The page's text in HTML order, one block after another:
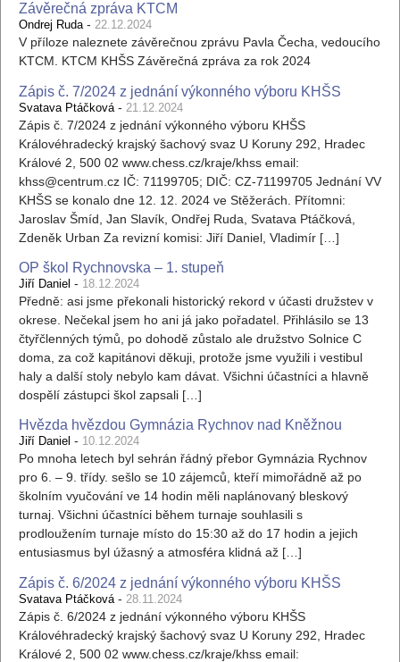
Závěrečná zpráva KTCM
Ondrej Ruda- 22.12.2024
V příloze naleznete závěrečnou zprávu Pavla Čecha, vedoucího
KTCM. KTCM KHŠS Závěrečná zpráva za rok 2024
Zápis č. 7/2024 z jednání výkonného výboru KHŠS
Svatava Ptáčková - 21.12.2024
Zápis č. 7/2024 z jednání výkonného výboru KHŠS
Královéhradecký krajský šachový svaz U Koruny 292, Hradec
Králové 2, 500 02 www.chess.cz/kraje/khss email:
khss@centrum.cz IČ: 71199705; DIČ: CZ-71199705 Jednání VV
KHŠS se konalo dne 12. 12. 2024 ve Stěžerách. Přítomni:
Jaroslav Šmíd, Jan Slavík, Ondřej Ruda, Svatava Ptáčková,
Zdeněk Urban Za revizní komisi: Jiří Daniel, Vladimír […]
OP škol Rychnovska – 1. stupeň
Jiří Daniel - 18.12.2024
Předně: asi jsme překonali historický rekord v účasti družstev v
okrese. Nečekal jsem ho ani já jako pořadatel. Přihlásilo se 13
čtyřčlenných týmů, po dohodě zůstalo ale družstvo Solnice C
doma, za což kapitánovi děkuji, protože jsme využili i vestibul
haly a další stoly nebylo kam dávat. Všichni účastníci a hlavně
dospělí zástupci škol zapsali […]
Hvězda hvězdou Gymnázia Rychnov nad Kněžnou
Jiří Daniel - 10.12.2024
Po mnoha letech byl sehrán řádný přebor Gymnázia Rychnov
pro 6. – 9. třídy. sešlo se 10 zájemců, kteří mimořádně až po
školním vyučování ve 14 hodin měli naplánovaný bleskový
turnaj. Všichni účastníci během turnaje souhlasili s
prodloužením turnaje místo do 15:30 až do 17 hodin a jejich
entusiasmus byl úžasný a atmosféra klidná až […]
Zápis č. 6/2024 z jednání výkonného výboru KHŠS
Svatava Ptáčková - 28.11.2024
Zápis č. 6/2024 z jednání výkonného výboru KHŠS
Královéhradecký krajský šachový svaz U Koruny 292, Hradec
Králové 2, 500 02 www.chess.cz/kraje/khss email: